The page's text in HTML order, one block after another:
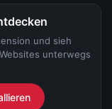
und sieh
unterwegs